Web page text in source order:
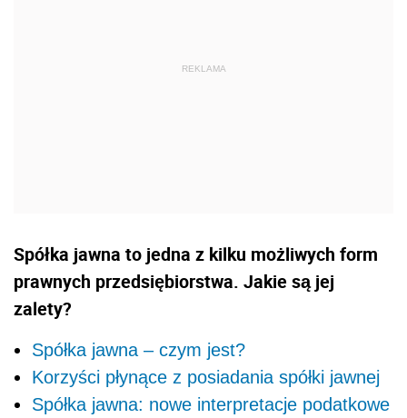
Spółka jawna to jedna z kilku możliwych form
prawnych przedsiębiorstwa. Jakie są jej
zalety?
Spółka jawna – czym jest?
Korzyści płynące z posiadania spółki jawnej
Spółka jawna: nowe interpretacje podatkowe